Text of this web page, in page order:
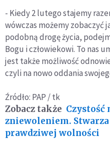
- Kiedy 2 lutego stajemy
wówczas możemy zobaczyć
podobną drogę życia,
Bogu i człowiekowi. To nas
jest także możliwość
czyli na nowo oddania
Źródło: PAP / tk
Zobacz także Czystość
zniewoleniem.
prawdziwej wolności